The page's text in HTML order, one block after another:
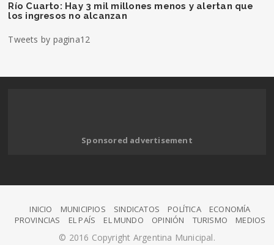
Río Cuarto: Hay 3 mil millones menos y alertan que
los ingresos no alcanzan
Tweets by pagina12
Sponsored advertisement
INICIO MUNICIPIOS SINDICATOS POLÍTICA
ECONOMÍA
PROVINCIAS
EL PAÍS EL MUNDO OPINIÓN TURISMO MEDIOS
© 2016 Copyright Argentina Municipal.